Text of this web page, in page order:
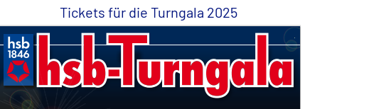
Tickets für die Turngala 2025